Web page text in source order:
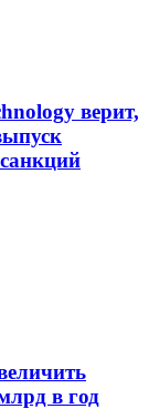
верит,
в год